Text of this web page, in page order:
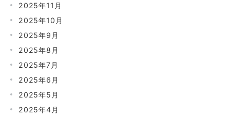
2025年11月
2025年10月
2025年9月
2025年8月
2025年7月
2025年6月
2025年5月
2025年4月